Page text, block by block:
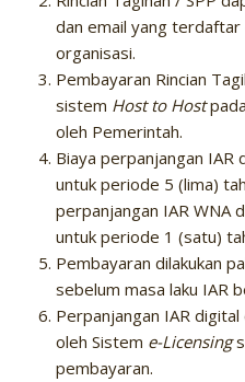
dan email yang terdaftar
organisasi.
Pembayaran Rincian
sistem Host to Host
oleh Pemerintah.
Biaya perpanjangan IAR
untuk periode 5 (lima)
perpanjangan IAR WNA
untuk periode 1 (satu)
Pembayaran dilakukan
sebelum masa laku IAR
Perpanjangan IAR
oleh Sistem e-Licensing
pembayaran.